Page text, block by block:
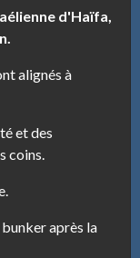
d'Haïfa,
alignés à
et des
coins.
après la